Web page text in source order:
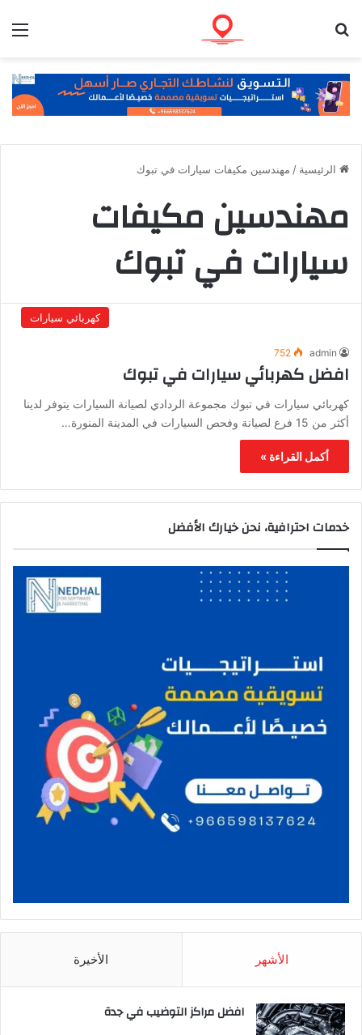
الرئيسية / مهندسين مكيفات سيارات في تبوك
مهندسين مكيفات
سيارات في تبوك
كهربائي سيارات
admin
752
افضل كهربائي سيارات في تبوك
كهربائي سيارات في تبوك مجموعة الردادي لصيانة السيارات يتوفر لدينا
أكثر من 15 فرع لصيانة وفحص السيارات في المدينة المنورة…
أكمل القراءة »
خدمات احترافية، نحن خيارك الأفضل
الأشهر الأخيرة
افضل مراكز التوضيب في جدة